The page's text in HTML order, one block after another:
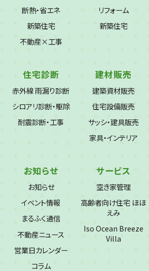
断熱・省エネ
新築住宅
不動産×工事
リフォーム
新築住宅
住宅診断
赤外線 雨漏り診断
シロアリ診断・駆除
耐震診断・工事
建材販売
建築資材販売
住宅設備販売
サッシ・建具販売
家具・インテリア
お知らせ
お知らせ
イベント情報
まるふく通信
不動産ニュース
営業日カレンダー
コラム
サービス
空き家管理
高齢者向け住宅 ほほ
えみ
Iso Ocean Breeze
Villa